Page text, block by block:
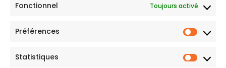
Fonctionnel Toujours activé
Préférences
Statistiques
Mentions légales